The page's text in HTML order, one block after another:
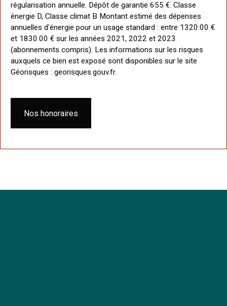
régularisation annuelle. Dépôt de garantie 655 €. Classe
énergie D, Classe climat B Montant estimé des dépenses
annuelles d'énergie pour un usage standard : entre 1320.00 €
et 1830.00 € sur les années 2021, 2022 et 2023
(abonnements compris). Les informations sur les risques
auxquels ce bien est exposé sont disponibles sur le site
Géorisques : georisques.gouv.fr.
Nos honoraires